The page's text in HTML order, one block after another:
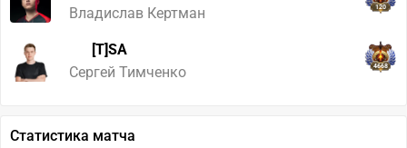
Владислав Кертман
120
[T]SA
Сергей Тимченко
4668
Статистика матча